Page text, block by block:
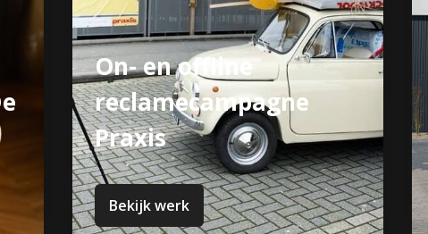
Interieur & Exterieur
reclame Joop Fietsen
Bekijk werk